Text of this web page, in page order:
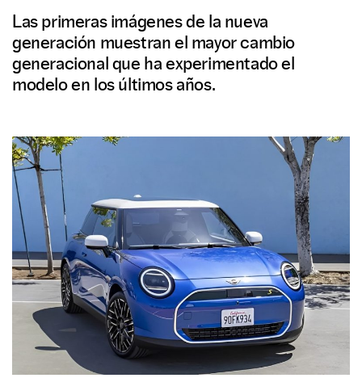
Las primeras imágenes de la nueva
generación muestran el mayor cambio
generacional que ha experimentado el
modelo en los últimos años.